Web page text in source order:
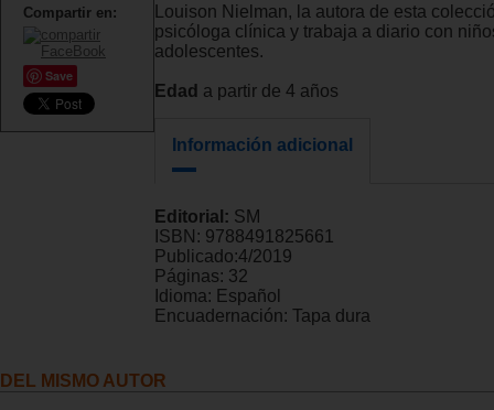
Compartir en:
Save
Louison Nielman, la autora de esta
psicóloga clínica y trabaja a diario con
adolescentes.
Edad a partir de 4 años
Información adicional
Editorial: SM
ISBN: 9788491825661
Publicado:4/2019
Páginas: 32
Idioma: Español
Encuadernación: Tapa dura
DEL MISMO AUTOR